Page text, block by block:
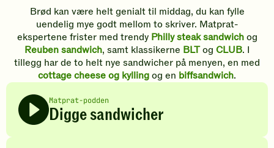
Brød kan være helt genialt til middag, du kan fylle
uendelig mye godt mellom to skriver. Matprat-
ekspertene frister med trendy Philly steak sandwichog
Reuben sandwich, samt klassikerne BLTog CLUB. I
tillegg har de to helt nye sandwicher på menyen, en med
cottage cheese og kyllingog en biffsandwich.
Matprat-podden
Digge sandwicher